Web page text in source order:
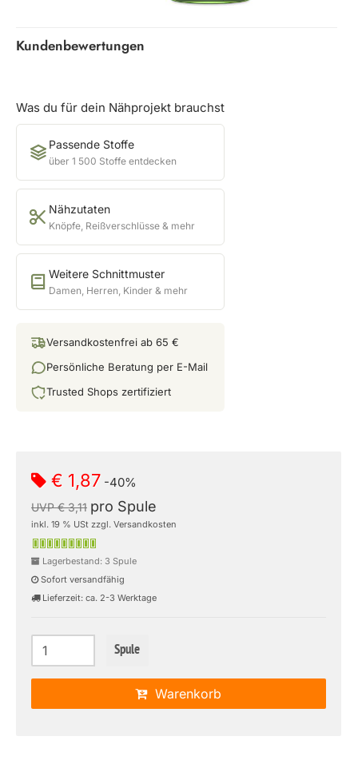
Kundenbewertungen
Was du für dein Nähprojekt brauchst
Passende Stoffe
über 1 500 Stoffe entdecken
Nähzutaten
Knöpfe, Reißverschlüsse & mehr
Weitere Schnittmuster
Damen, Herren, Kinder & mehr
Versandkostenfrei ab 65 €
Persönliche Beratung per E-Mail
Trusted Shops zertifiziert
€ 1,87 -40%
UVP € 3,11 pro Spule
inkl. 19 % USt zzgl. Versandkosten
Lagerbestand: 3 Spule
Sofort versandfähig
Lieferzeit: ca. 2-3 Werktage
Spule
Warenkorb